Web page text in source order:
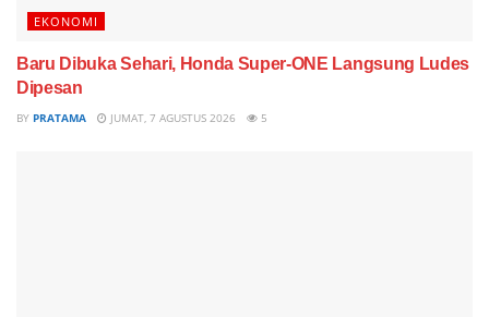
EKONOMI
Baru Dibuka Sehari, Honda Super-ONE Langsung Ludes
Dipesan
BY PRATAMA JUMAT, 7 AGUSTUS 2026 5